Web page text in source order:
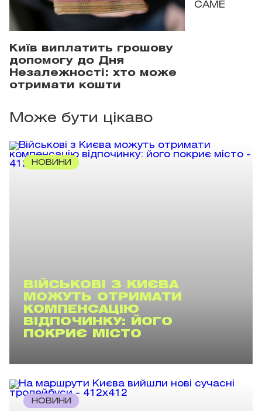
Київ виплатить грошову
допомогу до Дня
Незалежності: хто може
отримати кошти
САМЕ
Може бути цікаво
НОВИНИ
ВІЙСЬКОВІ З КИЄВА
МОЖУТЬ ОТРИМАТИ
КОМПЕНСАЦІЮ
ВІДПОЧИНКУ: ЙОГО
ПОКРИЄ МІСТО
НОВИНИ